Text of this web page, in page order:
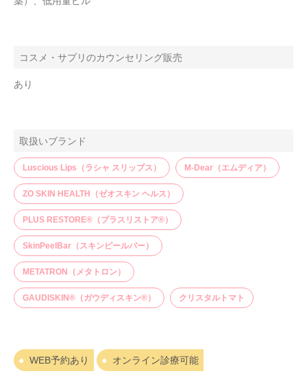
コスメ・サプリのカウンセリング販売
あり
取扱いブランド
Luscious Lips（ラシャ スリップス） M-Dear（エムディア）
ZO SKIN HEALTH（ゼオスキン ヘルス）
PLUS RESTORE®（プラスリストア®）
SkinPeelBar（スキンピールバー）
METATRON（メタトロン）
GAUDISKIN®（ガウディスキン®） クリスタルトマト
WEB予約あり オンライン診療可能